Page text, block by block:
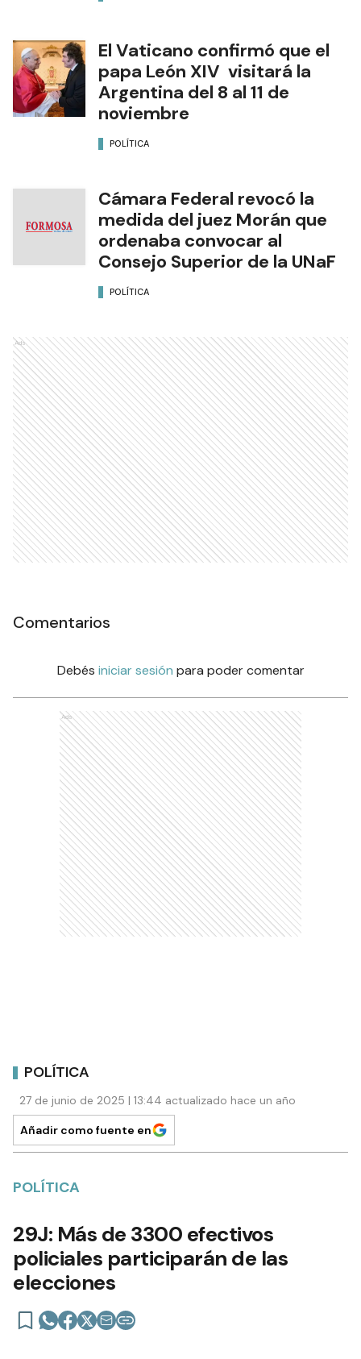
El Vaticano confirmó que el
papa León XIV visitará la
Argentina del 8 al 11 de
noviembre
POLÍTICA
Cámara Federal revocó la
medida del juez Morán que
ordenaba convocar al
Consejo Superior de la UNaF
POLÍTICA
Ads
Comentarios
Debés iniciar sesión para poder comentar
Ads
POLÍTICA
27 de junio de 2025 | 13:44 actualizado hace un año
Añadir como fuente en
POLÍTICA
29J: Más de 3300 efectivos
policiales participarán de las
elecciones